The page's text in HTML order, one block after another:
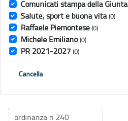
Comunicati stampa della Giunta
Salute, sport e buona vita (0)
Raffaele Piemontese (0)
Michele Emiliano (0)
PR 2021-2027 (0)
Cancella